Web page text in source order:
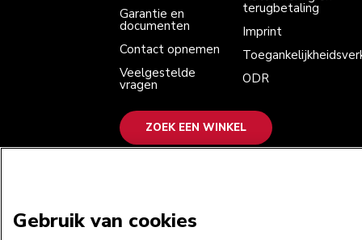
Garantie en
documenten
Contact opnemen
Veelgestelde
vragen
terugbetaling
Imprint
ODR
ZOEK EEN WINKEL
Gebruik van cookies